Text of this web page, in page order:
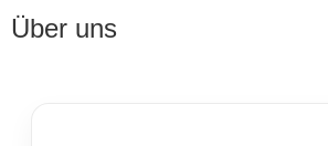
Über uns